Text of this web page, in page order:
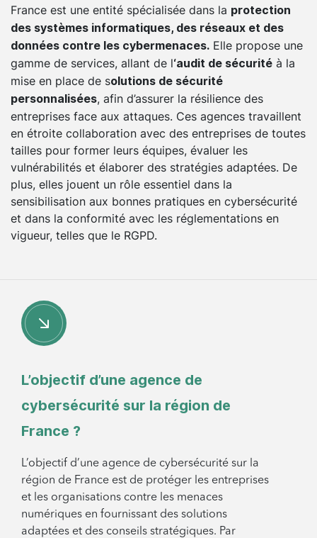
France est une entité spécialisée dans la protection
des systèmes informatiques, des réseaux et des
données contre les cybermenaces. Elle propose une
gamme de services, allant de l‘audit de sécurité à la
mise en place de solutions de sécurité
personnalisées, afin d’assurer la résilience des
entreprises face aux attaques. Ces agences travaillent
en étroite collaboration avec des entreprises de toutes
tailles pour former leurs équipes, évaluer les
vulnérabilités et élaborer des stratégies adaptées. De
plus, elles jouent un rôle essentiel dans la
sensibilisation aux bonnes pratiques en cybersécurité
et dans la conformité avec les réglementations en
vigueur, telles que le RGPD.
L’objectif d’une agence de
cybersécurité sur la région de
France ?
L’objectif d’une agence de cybersécurité sur la
région de France est de protéger les entreprises
et les organisations contre les menaces
numériques en fournissant des solutions
adaptées et des conseils stratégiques. Par